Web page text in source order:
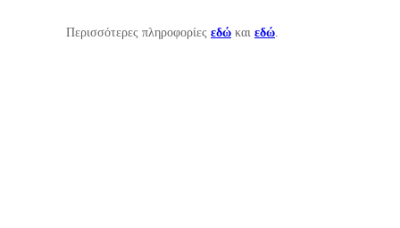
Περισσότερες πληροφορίες εδώ και εδώ.